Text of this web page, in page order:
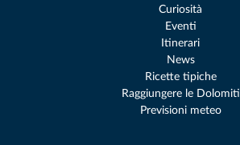
Curiosità
Eventi
Itinerari
News
Ricette tipiche
Raggiungere le Dolomiti
Previsioni meteo